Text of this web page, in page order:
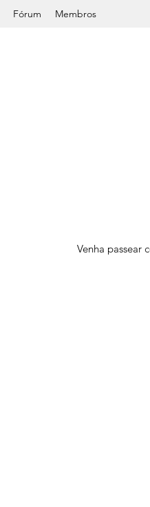
Fórum Membros
Venha passear